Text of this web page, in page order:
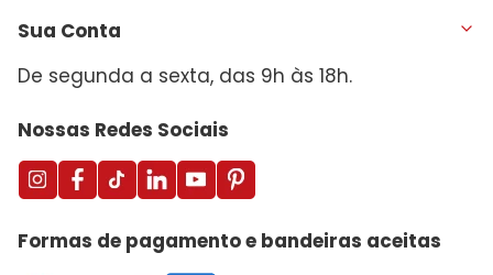
Sua Conta
De segunda a sexta, das 9h às 18h.
Nossas Redes Sociais
Formas de pagamento e bandeiras aceitas